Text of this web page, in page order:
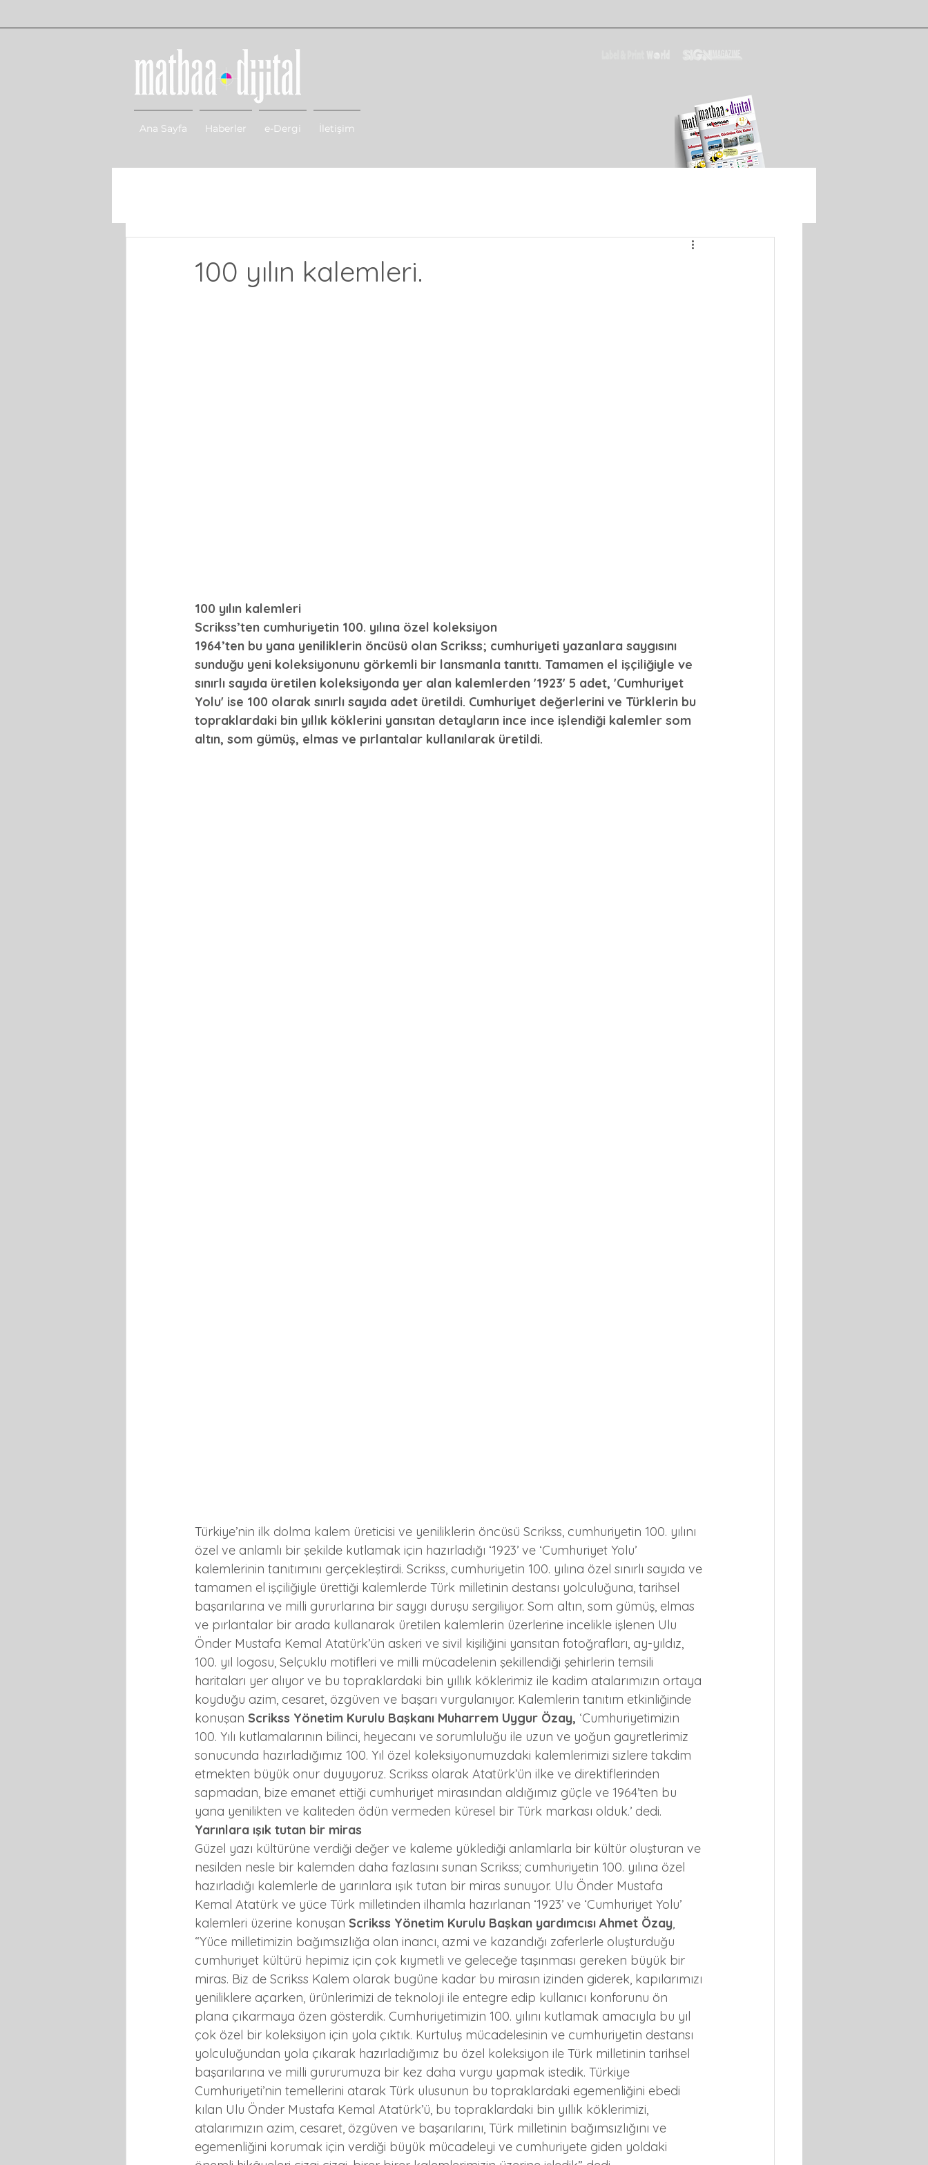
Ana Sayfa Haberler e-Dergi İletişim
100 yılın kalemleri.
100 yılın kalemleri
Scrikss’ten cumhuriyetin 100. yılına özel koleksiyon
1964’ten bu yana yeniliklerin öncüsü olan Scrikss; cumhuriyeti yazanlara saygısını
sunduğu yeni koleksiyonunu görkemli bir lansmanla tanıttı. Tamamen el işçiliğiyle ve
sınırlı sayıda üretilen koleksiyonda yer alan kalemlerden '1923' 5 adet, 'Cumhuriyet
Yolu' ise 100 olarak sınırlı sayıda adet üretildi. Cumhuriyet değerlerini ve Türklerin bu
topraklardaki bin yıllık köklerini yansıtan detayların ince ince işlendiği kalemler som
altın, som gümüş, elmas ve pırlantalar kullanılarak üretildi.
Türkiye’nin ilk dolma kalem üreticisi ve yeniliklerin öncüsü Scrikss, cumhuriyetin 100. yılını
özel ve anlamlı bir şekilde kutlamak için hazırladığı ‘1923’ ve ‘Cumhuriyet Yolu’
kalemlerinin tanıtımını gerçekleştirdi. Scrikss, cumhuriyetin 100. yılına özel sınırlı sayıda ve
tamamen el işçiliğiyle ürettiği kalemlerde Türk milletinin destansı yolculuğuna, tarihsel
başarılarına ve milli gururlarına bir saygı duruşu sergiliyor. Som altın, som gümüş, elmas
ve pırlantalar bir arada kullanarak üretilen kalemlerin üzerlerine incelikle işlenen Ulu
Önder Mustafa Kemal Atatürk’ün askeri ve sivil kişiliğini yansıtan fotoğrafları, ay-yıldız,
100. yıl logosu, Selçuklu motifleri ve milli mücadelenin şekillendiği şehirlerin temsili
haritaları yer alıyor ve bu topraklardaki bin yıllık köklerimiz ile kadim atalarımızın ortaya
koyduğu azim, cesaret, özgüven ve başarı vurgulanıyor. Kalemlerin tanıtım etkinliğinde
konuşan Scrikss Yönetim Kurulu Başkanı Muharrem Uygur Özay, ‘Cumhuriyetimizin
100. Yılı kutlamalarının bilinci, heyecanı ve sorumluluğu ile uzun ve yoğun gayretlerimiz
sonucunda hazırladığımız 100. Yıl özel koleksiyonumuzdaki kalemlerimizi sizlere takdim
etmekten büyük onur duyuyoruz. Scrikss olarak Atatürk’ün ilke ve direktiflerinden
sapmadan, bize emanet ettiği cumhuriyet mirasından aldığımız güçle ve 1964’ten bu
yana yenilikten ve kaliteden ödün vermeden küresel bir Türk markası olduk.’ dedi.
Yarınlara ışık tutan bir miras
Güzel yazı kültürüne verdiği değer ve kaleme yüklediği anlamlarla bir kültür oluşturan ve
nesilden nesle bir kalemden daha fazlasını sunan Scrikss; cumhuriyetin 100. yılına özel
hazırladığı kalemlerle de yarınlara ışık tutan bir miras sunuyor. Ulu Önder Mustafa
Kemal Atatürk ve yüce Türk milletinden ilhamla hazırlanan ‘1923’ ve ‘Cumhuriyet Yolu’
kalemleri üzerine konuşan Scrikss Yönetim Kurulu Başkan yardımcısı Ahmet Özay,
“Yüce milletimizin bağımsızlığa olan inancı, azmi ve kazandığı zaferlerle oluşturduğu
cumhuriyet kültürü hepimiz için çok kıymetli ve geleceğe taşınması gereken büyük bir
miras. Biz de Scrikss Kalem olarak bugüne kadar bu mirasın izinden giderek, kapılarımızı
yeniliklere açarken, ürünlerimizi de teknoloji ile entegre edip kullanıcı konforunu ön
plana çıkarmaya özen gösterdik. Cumhuriyetimizin 100. yılını kutlamak amacıyla bu yıl
çok özel bir koleksiyon için yola çıktık. Kurtuluş mücadelesinin ve cumhuriyetin destansı
yolculuğundan yola çıkarak hazırladığımız bu özel koleksiyon ile Türk milletinin tarihsel
başarılarına ve milli gururumuza bir kez daha vurgu yapmak istedik. Türkiye
Cumhuriyeti’nin temellerini atarak Türk ulusunun bu topraklardaki egemenliğini ebedi
kılan Ulu Önder Mustafa Kemal Atatürk’ü, bu topraklardaki bin yıllık köklerimizi,
atalarımızın azim, cesaret, özgüven ve başarılarını, Türk milletinin bağımsızlığını ve
egemenliğini korumak için verdiği büyük mücadeleyi ve cumhuriyete giden yoldaki